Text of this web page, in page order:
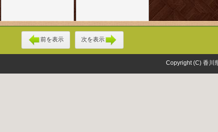
前を表示 次を表示
Copyright (C) 香川